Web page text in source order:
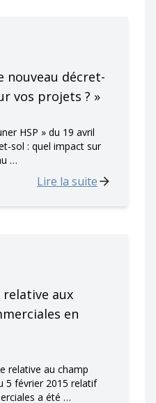
nouveau décret-
vos projets ? »
HSP » du 19 avril
sol : quel impact sur
…
Lire la suite
aux
en
relative au champ
5 février 2015 relatif
a été …